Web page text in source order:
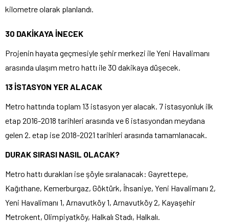
kilometre olarak planlandı.
30 DAKİKAYA İNECEK
Projenin hayata geçmesiyle şehir merkezi ile Yeni Havalimanı
arasında ulaşım metro hattı ile 30 dakikaya düşecek.
13 İSTASYON YER ALACAK
Metro hattında toplam 13 istasyon yer alacak. 7 istasyonluk ilk
etap 2016-2018 tarihleri arasında ve 6 istasyondan meydana
gelen 2. etap ise 2018-2021 tarihleri arasında tamamlanacak.
DURAK SIRASI NASIL OLACAK?
Metro hattı durakları ise şöyle sıralanacak: Gayrettepe,
Kağıthane, Kemerburgaz, Göktürk, İhsaniye, Yeni Havalimanı 2,
Yeni Havalimanı 1, Arnavutköy 1, Arnavutköy 2, Kayaşehir
Metrokent, Olimpiyatköy, Halkalı Stadı, Halkalı.